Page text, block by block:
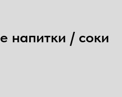
напитки / соки